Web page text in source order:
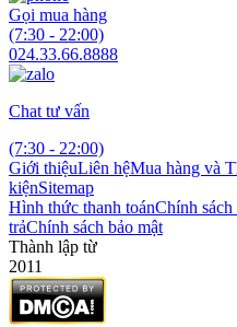
Gọi mua hàng
(7:30 - 22:00)
024.33.66.8888
Chat tư vấn
(7:30 - 22:00)
Giới thiệuLiên hệMua hàng và
kiệnSitemap
Hình thức thanh toánChính sách
trảChính sách bảo mật
Thành lập từ
2011